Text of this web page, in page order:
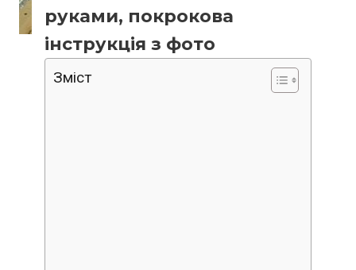
руками, покрокова
інструкція з фото
Зміст